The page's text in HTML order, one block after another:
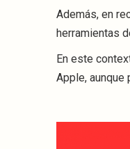
Además, en
herramientas
En este
Apple, aunque